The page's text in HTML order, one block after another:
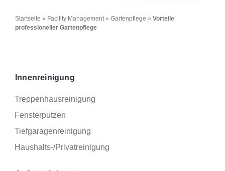
Startseite » Facility Management» Gartenpflege » Vorteile
professioneller Gartenpflege
Innenreinigung
Treppenhausreinigung
Fensterputzen
Tiefgaragenreinigung
Haushalts-/Privatreinigung